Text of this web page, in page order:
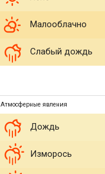
Малооблачно
Слабый дождь
Атмосферные явления
Дождь
Изморось